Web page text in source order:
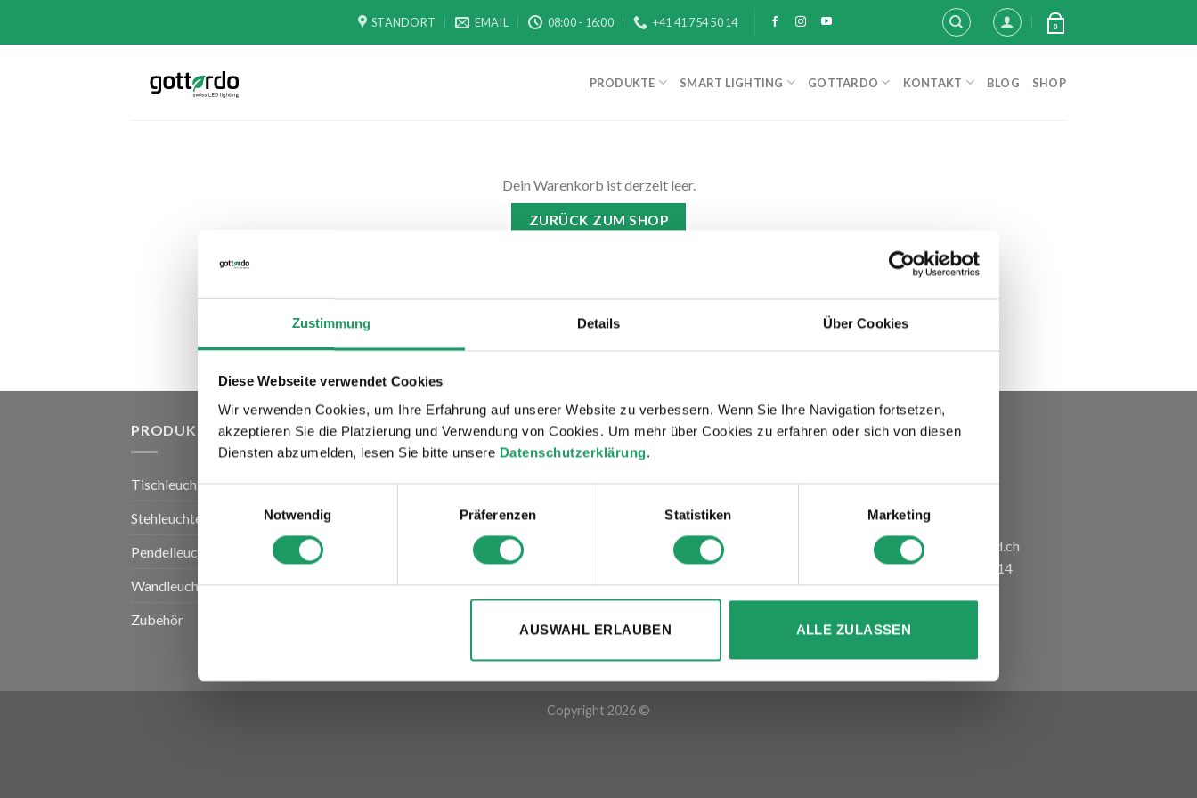
Zustimmung Details Über Cookies
Diese Webseite verwendet Cookies
Wir verwenden Cookies, um Ihre Erfahrung auf unserer Website zu verbessern. Wenn Sie Ihre Navigation fortsetzen,
akzeptieren Sie die Platzierung und Verwendung von Cookies. Um mehr über Cookies zu erfahren oder sich von diesen
Diensten abzumelden, lesen Sie bitte unsere Datenschutzerklärung.
Notwendig
Präferenzen Statistiken Marketing
AUSWAHL ERLAUBEN ALLE ZULASSEN
STANDORT EMAIL 08:00 - 16:00 +41 41 754 50 14 0
PRODUKTE SMART LIGHTING GOTTARDO KONTAKT BLOG SHOP
Dein Warenkorb ist derzeit leer.
ZURÜCK ZUM SHOP
PRODUKT-KATEGORIEN
Tischleuchten
Stehleuchten
Pendelleuchten
Wandleuchten
Zubehör
NÜTZLICHES
Über uns
Try@Home Angebot
Smarthome Casambi
RECHTLICHES
Versandarten & Rückgaberecht
Zahlungsmöglichkeit
Impressum
KONTAKT
6314 Unterägeri
Mail:
info@gottardo-led.ch
Telefon:+41 41 754 50 14
Copyright 2026 ©